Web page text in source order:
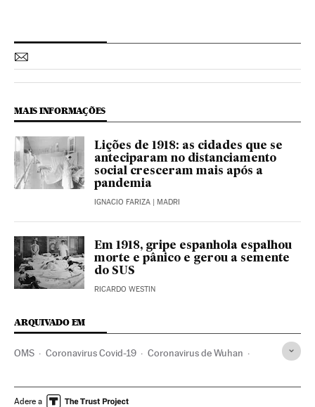
MAIS INFORMAÇÕES
Lições de 1918: as cidades que se
anteciparam no distanciamento
social cresceram mais após a
pandemia
IGNACIO FARIZA | MADRI
Em 1918, gripe espanhola espalhou
morte e pânico e gerou a semente
do SUS
RICARDO WESTIN
ARQUIVADO EM
OMS Coronavirus Covid-19 Coronavirus de Wuhan
Doenças respiratórias Beleza
Adere a